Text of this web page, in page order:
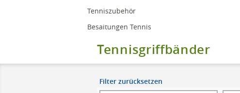
Tenniszubehör
Besaitungen Tennis
Tennisgriffbänder
Filter zurücksetzen